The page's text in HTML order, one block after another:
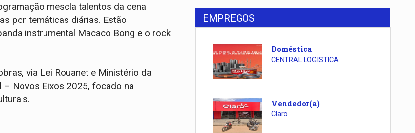
mescla talentos da cena
por temáticas diárias. Estão
instrumental Macaco Bong e o rock
via Lei Rouanet e Ministério da
– Novos Eixos 2025, focado na
EMPREGOS
Doméstica
CENTRAL LOGISTICA
Vendedor(a)
Claro